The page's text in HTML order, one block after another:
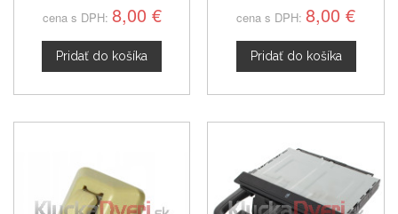
cena s DPH: 8,00 €
Pridať do košíka
cena s DPH: 8,00 €
Pridať do košíka